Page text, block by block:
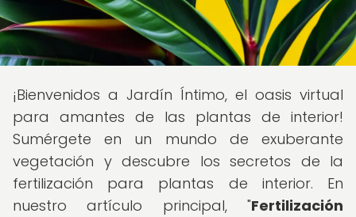
¡Bienvenidos a Jardín Íntimo, el oasis virtual
para amantes de las plantas de interior!
Sumérgete en un mundo de exuberante
vegetación y descubre los secretos de la
fertilización para plantas de interior. En
nuestro artículo principal, "Fertilización